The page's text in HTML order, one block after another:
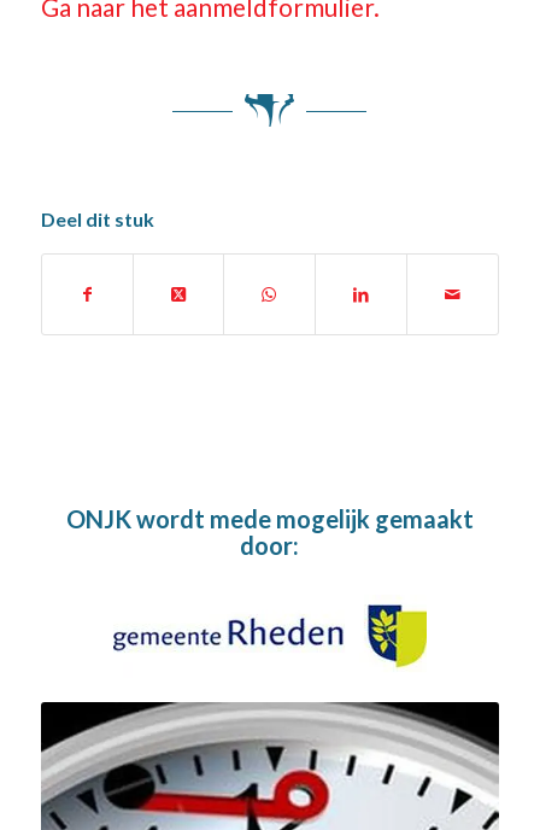
Ga naar het aanmeldformulier.
Deel dit stuk
ONJK wordt mede mogelijk gemaakt
door: